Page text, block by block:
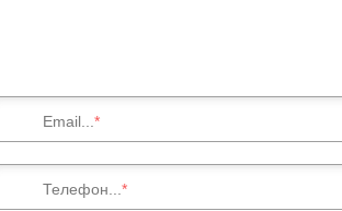
Email...
Телефон...